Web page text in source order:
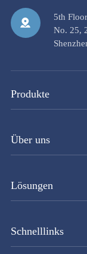
5th
No. 25,
Produkte
Über uns
Lösungen
Schnelllinks